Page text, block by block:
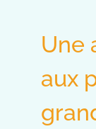
Une
aux